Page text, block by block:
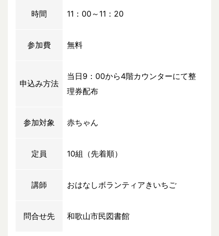
時間 11：00～11：20
参加費 無料
申込み方法
当日9：00から4階カウンターにて整
理券配布
参加対象 赤ちゃん
定員 10組（先着順）
講師 おはなしボランティアきいちご
問合せ先 和歌山市民図書館